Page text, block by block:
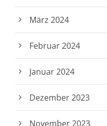
März 2024
Februar 2024
Januar 2024
Dezember 2023
November 2023